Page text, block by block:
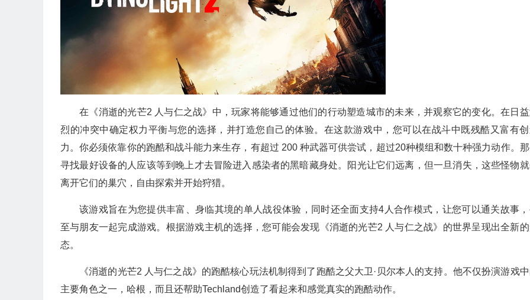
在《消逝的光芒2 人与仁之战》中，玩家将能够通过他们的行动塑造城市的未来，并观察它的变化。在日
烈的冲突中确定权力平衡与您的选择，并打造您自己的体验。在这款游戏中，您可以在战斗中既残酷又富有
力。你必须依靠你的跑酷和战斗能力来生存，有超过 200 种武器可供尝试，超过20种模组和数十种强力动作。
寻找最好设备的人应该等到晚上才去冒险进入感染者的黑暗藏身处。阳光让它们远离，但一旦消失，这些怪物
离开它们的巢穴，自由探索并开始狩猎。
该游戏旨在为您提供丰富、身临其境的单人战役体验，同时还全面支持4人合作模式，让您可以通关故事
至与朋友一起完成游戏。根据游戏主机的选择，您可能会发现《消逝的光芒2 人与仁之战》的世界呈现出全新
态。
《消逝的光芒2 人与仁之战》的跑酷核心玩法机制得到了跑酷之父大卫·贝尔本人的支持。他不仅扮演游戏
主要角色之一，哈根，而且还帮助Techland创造了看起来和感觉真实的跑酷动作。